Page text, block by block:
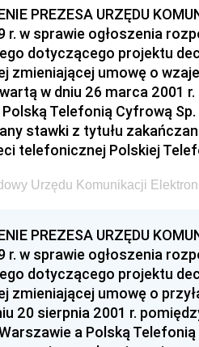
PREZESA URZĘDU
r. w sprawie ogłoszenia
dotyczącego projektu
zmieniającej umowę o
w dniu 26 marca 2001
Telefonią Cyfrową
stawki z tytułu
telefonicznej Polskiej
Urzędu Komunikacji
PREZESA URZĘDU
r. w sprawie ogłoszenia
dotyczącego projektu
zmieniającej umowę o
20 sierpnia 2001 r.
a Polską